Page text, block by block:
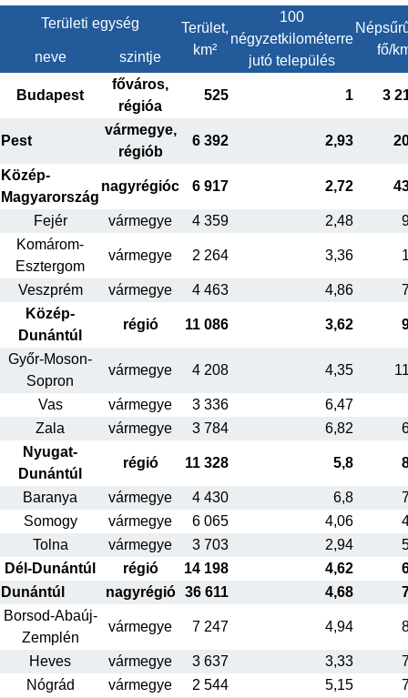
Területi egység
Terület,
km²
100
négyzetkilométerre
jutó település
fő/
neve szintje
Budapest
főváros,
régióa
525 1 3
Pest
vármegye,
régiób
6 392 2,93
Közép-
Magyarország
nagyrégióc 6 917 2,72
Fejér vármegye 4 359 2,48
Komárom-
Esztergom
vármegye 2 264 3,36
Veszprém vármegye 4 463 4,86
Közép-
Dunántúl
régió 11 086 3,62
Győr-Moson-
Sopron
vármegye 4 208 4,35
Vas vármegye 3 336
6,47
Zala
vármegye 3 784 6,82
Nyugat-
Dunántúl
régió 11 328 5,8
Baranya vármegye 4 430 6,8
Somogy
vármegye 6 065 4,06
Tolna
vármegye 3 703 2,94
Dél-Dunántúl
régió 14 198 4,62
Dunántúl
nagyrégió 36 611 4,68
Borsod-Abaúj-
Zemplén
vármegye 7 247 4,94
Heves vármegye 3 637 3,33
Nógrád
vármegye 2 544 5,15